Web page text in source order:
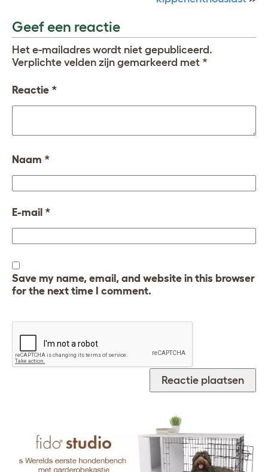
Geef een reactie
Het e-mailadres wordt niet gepubliceerd.
Verplichte velden zijn gemarkeerd met *
Reactie *
Naam *
E-mail *
Save my name, email, and website in this browser
for the next time I comment.